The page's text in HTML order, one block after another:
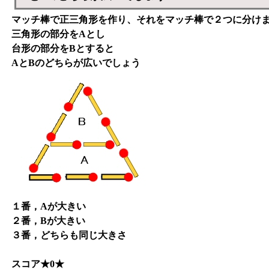
マッチ棒で正三角形を作り、それをマッチ棒で２つに分け
三角形の部分をAとし
台形の部分をBとすると
AとBのどちらが広いでしょう
１番，Aが大きい
２番，Bが大きい
３番，どちらも同じ大きさ
スコア★0★